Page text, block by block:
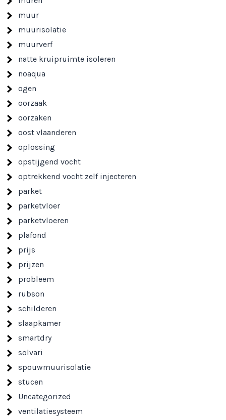
muur
muurisolatie
muurverf
natte kruipruimte isoleren
noaqua
ogen
oorzaak
oorzaken
oost vlaanderen
oplossing
opstijgend vocht
optrekkend vocht zelf injecteren
parket
parketvloer
parketvloeren
plafond
prijs
prijzen
probleem
rubson
schilderen
slaapkamer
smartdry
solvari
spouwmuurisolatie
stucen
Uncategorized
ventilatiesysteem